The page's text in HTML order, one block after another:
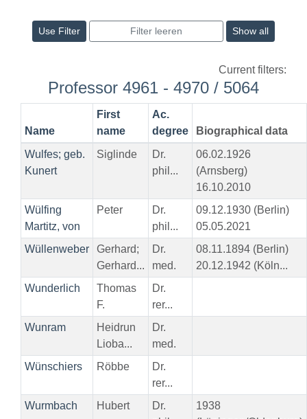
Show all
Current filters:
Professor 4961 - 4970 / 5064
Name
First
name
Ac.
degree
Biographical data
Wulfes; geb.
Kunert
Siglinde
Dr.
phil...
06.02.1926
(Arnsberg)
16.10.2010
Wülfing
Martitz, von
Peter
Dr.
phil...
09.12.1930 (Berlin)
05.05.2021
Wüllenweber
Gerhard;
Gerhard...
Dr.
med.
08.11.1894 (Berlin)
20.12.1942 (Köln...
Wunderlich
Thomas
F.
Dr.
rer...
Wunram
Heidrun
Lioba...
Dr.
med.
Wünschiers
Röbbe
Dr.
rer...
Wurmbach
Hubert
Dr.
1938